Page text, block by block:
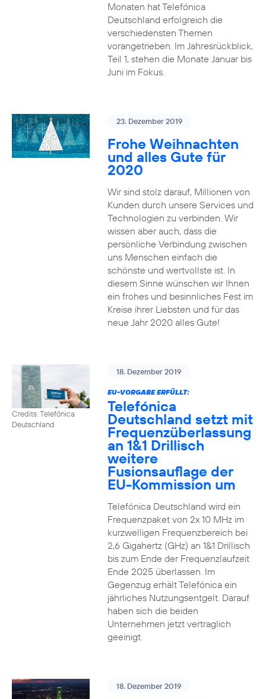
Monaten hat Telefónica
Deutschland erfolgreich die
verschiedensten Themen
vorangetrieben. Im Jahresrückblick,
Teil 1, stehen die Monate Januar bis
Juni im Fokus.
23. Dezember 2019
Frohe Weihnachten
und alles Gute für
2020
Wir sind stolz darauf, Millionen von
Kunden durch unsere Services und
Technologien zu verbinden. Wir
wissen aber auch, dass die
persönliche Verbindung zwischen
uns Menschen einfach die
schönste und wertvollste ist. In
diesem Sinne wünschen wir Ihnen
ein frohes und besinnliches Fest im
Kreise ihrer Liebsten und für das
neue Jahr 2020 alles Gute!
Credits: Telefónica
Deutschland
18. Dezember 2019
EU-VORGABE ERFÜLLT:
Telefónica
Deutschland setzt mit
Frequenzüberlassung
an 1&1 Drillisch
weitere
Fusionsauflage der
EU-Kommission um
Telefónica Deutschland wird ein
Frequenzpaket von 2x 10 MHz im
kurzwelligen Frequenzbereich bei
2,6 Gigahertz (GHz) an 1&1 Drillisch
bis zum Ende der Frequenzlaufzeit
Ende 2025 überlassen. Im
Gegenzug erhält Telefónica ein
jährliches Nutzungsentgelt. Darauf
haben sich die beiden
Unternehmen jetzt vertraglich
geeinigt.
18. Dezember 2019